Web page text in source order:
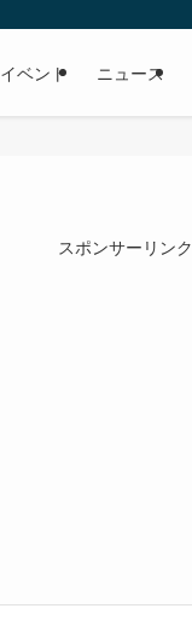
イベント ニュース
スポンサーリンク